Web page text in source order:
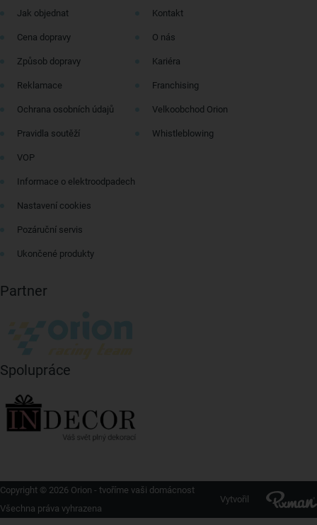
Jak objednat
Cena dopravy
Způsob dopravy
Reklamace
Ochrana osobních údajů
Pravidla soutěží
VOP
Informace o elektroodpadech
Nastavení cookies
Pozáruční servis
Ukončené produkty
Kontakt
O nás
Kariéra
Franchising
Velkoobchod Orion
Whistleblowing
Partner
Spolupráce
Copyright © 2026 Orion - tvoříme vaši domácnost
Všechna práva vyhrazena
Vytvořil